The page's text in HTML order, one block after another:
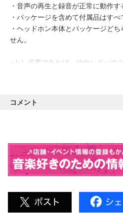
・音声の再生と録音が正常に動作す
・パッケージを含めて付属品はすべ
・ヘッドホン本体とパッケージど
せん。
※もし必要であれば、サウンドハウ
品書には私の氏名や住所などの個
その他、気になることがあればお気
コメント